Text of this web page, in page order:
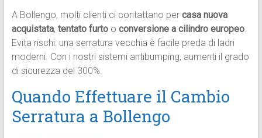
A Bollengo, molti clienti ci contattano per casa nuova
acquistata, tentato furtoo conversione a cilindro europeo.
Evita rischi: una serratura vecchia è facile preda di ladri
moderni. Con i nostri sistemi antibumping, aumenti il grado
di sicurezza del 300%.
Quando Effettuare il Cambio
Serratura a Bollengo